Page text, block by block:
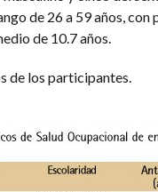
de 26 a 59 años,
de 10.7 años.
de los participantes.